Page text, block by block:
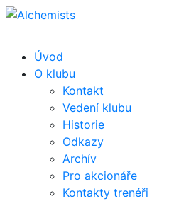
Úvod
O klubu
Kontakt
Vedení klubu
Historie
Odkazy
Archív
Pro akcionáře
Kontakty trenéři